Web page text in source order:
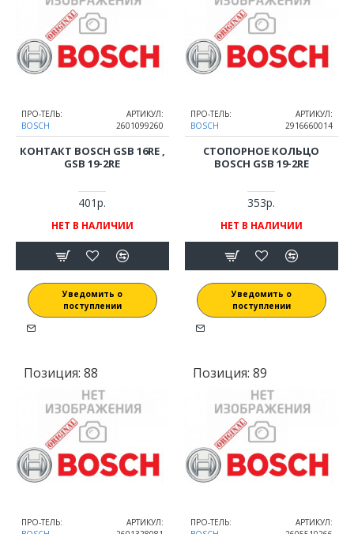
ПРО-ТЕЛЬ:
BOSCH
АРТИКУЛ:
2601099260
КОНТАКТ BOSCH GSB 16RE ,
GSB 19-2RE
401р.
НЕТ В НАЛИЧИИ
Уведомить о
поступлении
ПРО-ТЕЛЬ:
BOSCH
АРТИКУЛ:
2916660014
СТОПОРНОЕ КОЛЬЦО
BOSCH GSB 19-2RE
353р.
НЕТ В НАЛИЧИИ
Уведомить о
поступлении
Позиция: 88
ПРО-ТЕЛЬ:
АРТИКУЛ:
Позиция: 89
ПРО-ТЕЛЬ:
АРТИКУЛ: